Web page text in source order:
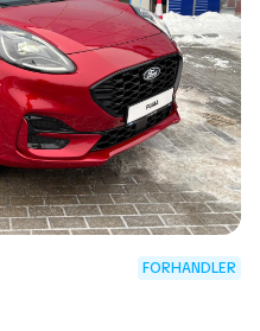
FORHANDLER